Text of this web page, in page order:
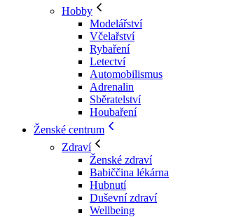
Hobby
Modelářství
Včelařství
Rybaření
Letectví
Automobilismus
Adrenalin
Sběratelství
Houbaření
Ženské centrum
Zdraví
Ženské zdraví
Babiččina lékárna
Hubnutí
Duševní zdraví
Wellbeing